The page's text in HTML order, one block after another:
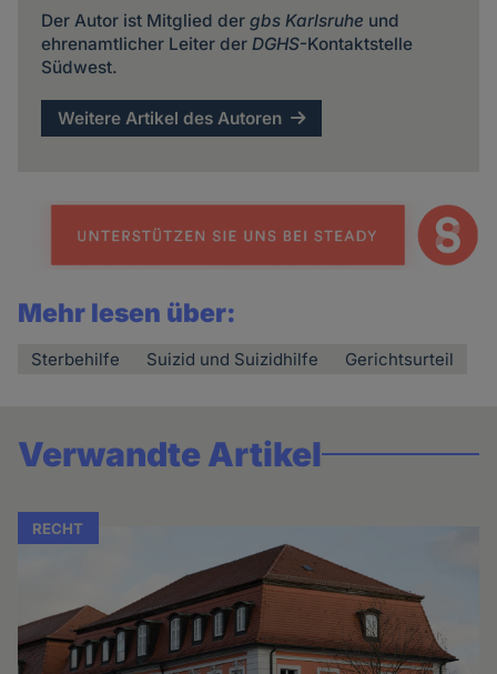
Der Autor ist Mitglied der gbs Karlsruhe und
ehrenamtlicher Leiter der DGHS-Kontaktstelle
Südwest.
Weitere Artikel des Autoren
Mehr lesen über:
Sterbehilfe Suizid und Suizidhilfe Gerichtsurteil
Verwandte Artikel
RECHT